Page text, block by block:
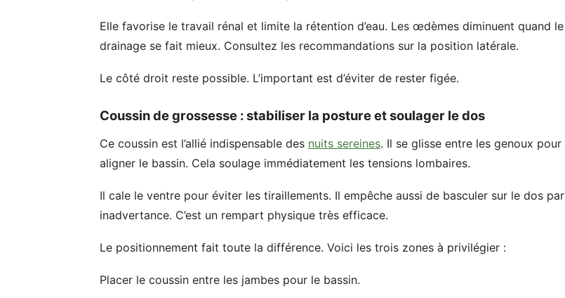
Elle favorise le travail rénal et limite la rétention d’eau. Les œdèmes diminuent quand le
drainage se fait mieux. Consultez les recommandations sur la position latérale.
Le côté droit reste possible. L’important est d’éviter de rester figée.
Coussin de grossesse : stabiliser la posture et soulager le dos
Ce coussin est l’allié indispensable des nuits sereines. Il se glisse entre les genoux pour
aligner le bassin. Cela soulage immédiatement les tensions lombaires.
Il cale le ventre pour éviter les tiraillements. Il empêche aussi de basculer sur le dos par
inadvertance. C’est un rempart physique très efficace.
Le positionnement fait toute la différence. Voici les trois zones à privilégier :
Placer le coussin entre les jambes pour le bassin.